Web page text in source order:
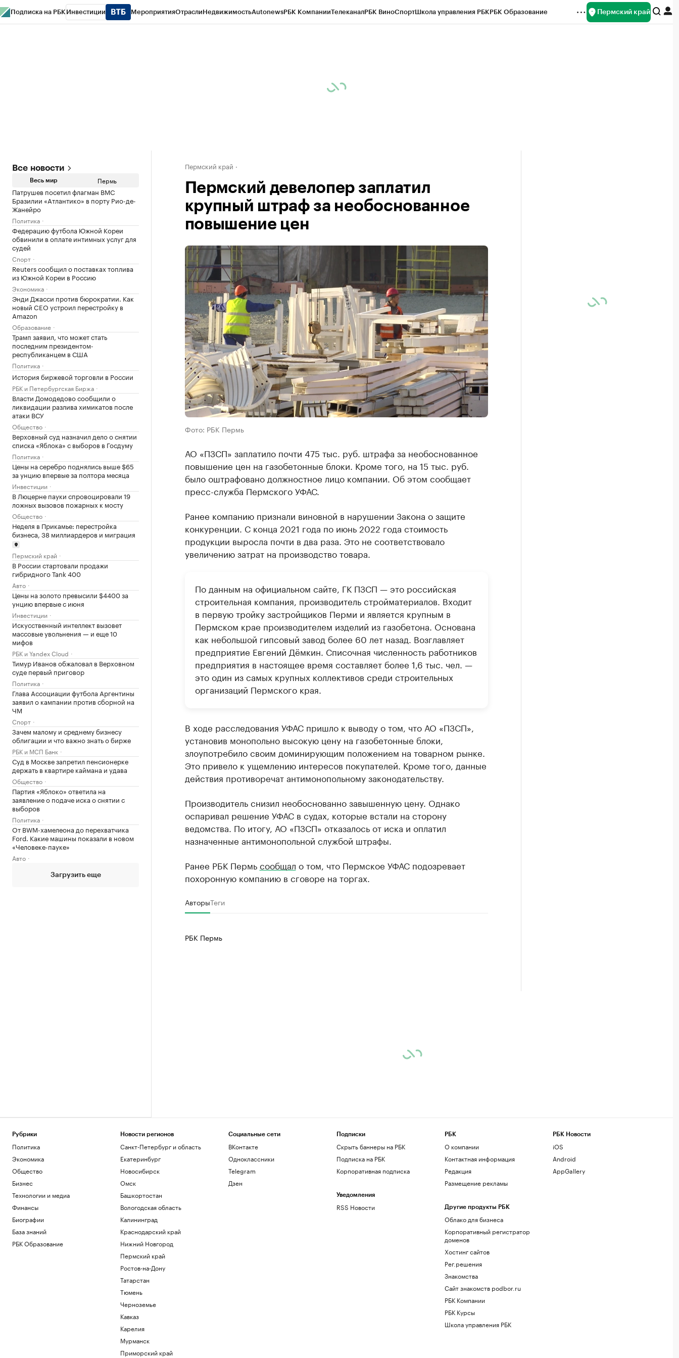
Подписка на РБК Инвестиции МероприятияОтраслиНедвижимостьAutonewsРБК КомпанииТелеканалРБК ВиноСпортШкола управления РБКРБК Образование Пермский край
Все новости
Весь мир Пермь
Патрушев посетил флагман ВМС
Бразилии «Атлантико» в порту Рио-де-
Жанейро
Политика
Федерацию футбола Южной Кореи
обвинили в оплате интимных услуг для
судей
Спорт
Reuters сообщил о поставках топлива
из Южной Кореи в Россию
Экономика
Энди Джасси против бюрократии. Как
новый CEO устроил перестройку в
Amazon
Образование
Трамп заявил, что может стать
последним президентом-
республиканцем в США
Политика
История биржевой торговли в России
РБК и Петербургская Биржа
Власти Домодедово сообщили о
ликвидации разлива химикатов после
атаки ВСУ
Общество
Верховный суд назначил дело о снятии
списка «Яблока» с выборов в Госдуму
Политика
Цены на серебро поднялись выше $65
за унцию впервые за полтора месяца
Инвестиции
В Люцерне пауки спровоцировали 19
ложных вызовов пожарных к мосту
Общество
Неделя в Прикамье: перестройка
бизнеса, 38 миллиардеров и миграция
Пермский край
В России стартовали продажи
гибридного Tank 400
Авто
Цены на золото превысили $4400 за
унцию впервые с июня
Инвестиции
Искусственный интеллект вызовет
массовые увольнения — и еще 10
мифов
РБК и Yandex Cloud
Тимур Иванов обжаловал в Верховном
суде первый приговор
Политика
Глава Ассоциации футбола Аргентины
заявил о кампании против сборной на
ЧМ
Спорт
Зачем малому и среднему бизнесу
облигации и что важно знать о бирже
РБК и МСП Банк
Суд в Москве запретил пенсионерке
держать в квартире каймана и удава
Общество
Партия «Яблоко» ответила на
заявление о подаче иска о снятии с
выборов
Политика
От BWM-хамелеона до перехватчика
Ford. Какие машины показали в новом
«Человеке-пауке»
Авто
Загрузить еще
Пермский край
Пермский девелопер заплатил
крупный штраф за необоснованное
повышение цен
Фото: РБК Пермь
АО «ПЗСП» заплатило почти 475 тыс. руб. штрафа за необоснованное
повышение цен на газобетонные блоки. Кроме того, на 15 тыс. руб.
было оштрафовано должностное лицо компании. Об этом сообщает
пресс-служба Пермского УФАС.
Ранее компанию признали виновной в нарушении Закона о защите
конкуренции. С конца 2021 года по июнь 2022 года стоимость
продукции выросла почти в два раза. Это не соответствовало
увеличению затрат на производство товара.
По данным на официальном сайте, ГК ПЗСП — это российская
строительная компания, производитель стройматериалов. Входит
в первую тройку застройщиков Перми и является крупным в
Пермском крае производителем изделий из газобетона. Основана
как небольшой гипсовый завод более 60 лет назад. Возглавляет
предприятие Евгений Дёмкин. Списочная численность работников
предприятия в настоящее время составляет более 1,6 тыс. чел. —
это один из самых крупных коллективов среди строительных
организаций Пермского края.
В ходе расследования УФАС пришло к выводу о том, что АО «ПЗСП»,
установив монопольно высокую цену на газобетонные блоки,
злоупотребило своим доминирующим положением на товарном рынке.
Это привело к ущемлению интересов покупателей. Кроме того, данные
действия противоречат антимонопольному законодательству.
Производитель снизил необоснованно завышенную цену. Однако
оспаривал решение УФАС в судах, которые встали на сторону
ведомства. По итогу, АО «ПЗСП» отказалось от иска и оплатил
назначенные антимонопольной службой штрафы.
Ранее РБК Пермьсообщал о том, что Пермское УФАС подозревает
похоронную компанию в сговоре на торгах.
АвторыТеги
РБК Пермь
Рубрики
Политика
Экономика
Общество
Бизнес
Технологии и медиа
Финансы
Биографии
База знаний
РБК Образование
Новости регионов
Санкт-Петербург и область
Екатеринбург
Новосибирск
Омск
Башкортостан
Вологодская область
Калининград
Краснодарский край
Нижний Новгород
Пермский край
Ростов-на-Дону
Татарстан
Тюмень
Черноземье
Кавказ
Карелия
Мурманск
Приморский край
Социальные сети
ВКонтакте
Одноклассники
Telegram
Дзен
Подписки
Скрыть баннеры на РБК
Подписка на РБК
Корпоративная подписка
Уведомления
RSS Новости
РБК
О компании
Контактная информация
Редакция
Размещение рекламы
Другие продукты РБК
Облако для бизнеса
Корпоративный регистратор
доменов
Хостинг сайтов
Рег.решения
Знакомства
Сайт знакомств podbor.ru
РБК Компании
РБК Курсы
Школа управления РБК
РБК Новости
iOS
Android
AppGallery